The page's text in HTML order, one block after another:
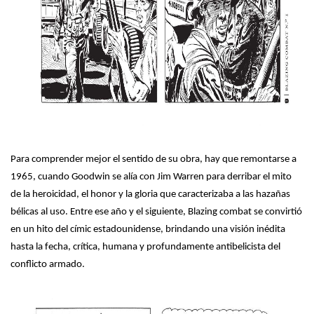
Para comprender mejor el sentido de su obra, hay que remontarse a
1965, cuando Goodwin se alía con Jim Warren para derribar el mito
de la heroicidad, el honor y la gloria que caracterizaba a las hazañas
bélicas al uso. Entre ese año y el siguiente, Blazing combat se convirtió
en un hito del címic estadounidense, brindando una visión inédita
hasta la fecha, crítica, humana y profundamente antibelicista del
conflicto armado.